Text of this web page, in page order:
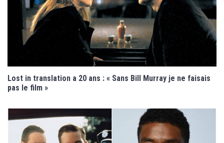
Lost in translation a 20 ans : « Sans Bill Murray je ne faisais
pas le film »